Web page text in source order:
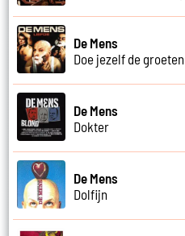
De Mens
Doe jezelf de groeten
De Mens
Dokter
De Mens
Dolfijn